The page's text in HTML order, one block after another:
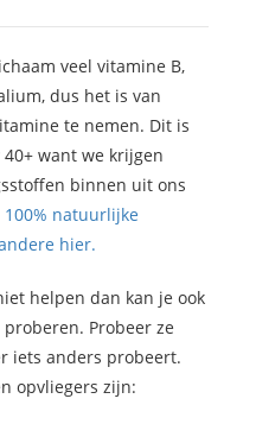
veel vitamine B,
dus het is van
te nemen. Dit is
want we krijgen
binnen uit ons
100% natuurlijke
hier.
helpen dan kan je ook
Probeer ze
iets anders probeert.
opvliegers zijn: